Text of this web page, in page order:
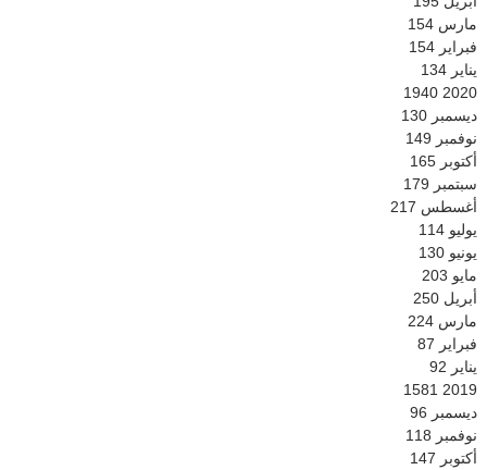
مارس 154
فبراير 154
يناير 134
2020
1940
ديسمبر 130
نوفمبر 149
أكتوبر 165
سبتمبر 179
أغسطس 217
يوليو 114
يونيو 130
مايو 203
أبريل 250
مارس 224
فبراير 87
يناير 92
2019
1581
ديسمبر 96
نوفمبر 118
أكتوبر 147